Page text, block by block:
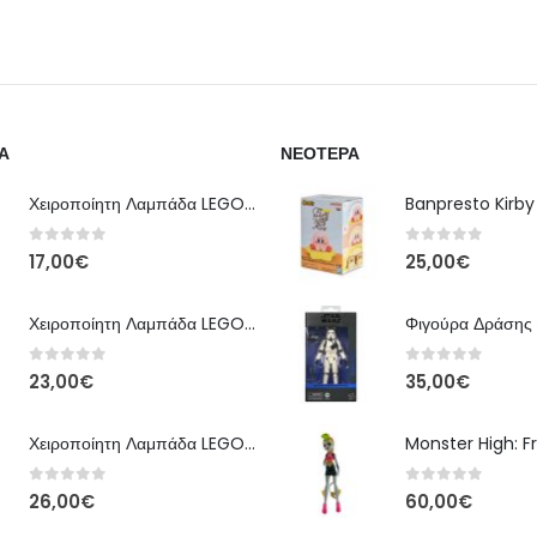
Χειροποίητη Λαμπάδα LEGO – Έκδοση Classic Brick
0out of 5
17,00€
Χειροποίητη Λαμπάδα LEGO – Kai Ninjago
0 out of 5
23,00€
Χειροποίητη Λαμπάδα LEGO – Floral Bloom Edition
0 out of 5
26,00€
ΝΕΌΤΕΡΑ
0 out of 5
25,00€
0 out of 5
35,00€
0 out of 5
60,00€